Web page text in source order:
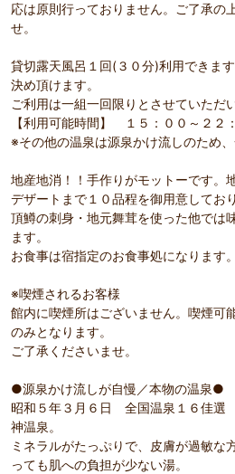
応は原則行っておりません。ご了承の
せ。
貸切露天風呂１回(３０分)利用できま
決め頂けます。
ご利用は一組一回限りとさせていただ
【利用可能時間】 １５：００～２２
※その他の温泉は源泉かけ流しのため、
地産地消！！手作りがモットーです。
デザートまで１０品程を御用意してお
頂鱒の刺身・地元舞茸を使った他では
ます。
お食事は宿指定のお食事処になります。
※喫煙されるお客様
館内に喫煙所はございません。喫煙可
のみとなります。
ご了承くださいませ。
●源泉かけ流しが自慢／本物の温泉●
昭和５年３月６日 全国温泉１６佳選
神温泉。
ミネラルがたっぷりで、皮膚が過敏な
っても肌への負担が少ない湯。